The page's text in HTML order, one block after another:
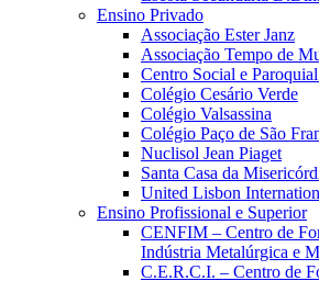
Ensino Privado
Associação Ester Janz
Associação Tempo de
Centro Social e
Colégio Cesário Verde
Colégio Valsassina
Colégio Paço de São
Nuclisol Jean Piaget
Santa Casa da
United Lisbon
Ensino Profissional e Superior
CENFIM – Centro de
Indústria Metalúrgica e
C.E.R.C.I. – Centro de